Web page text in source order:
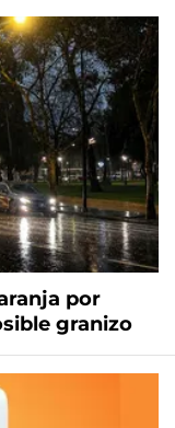
por
granizo